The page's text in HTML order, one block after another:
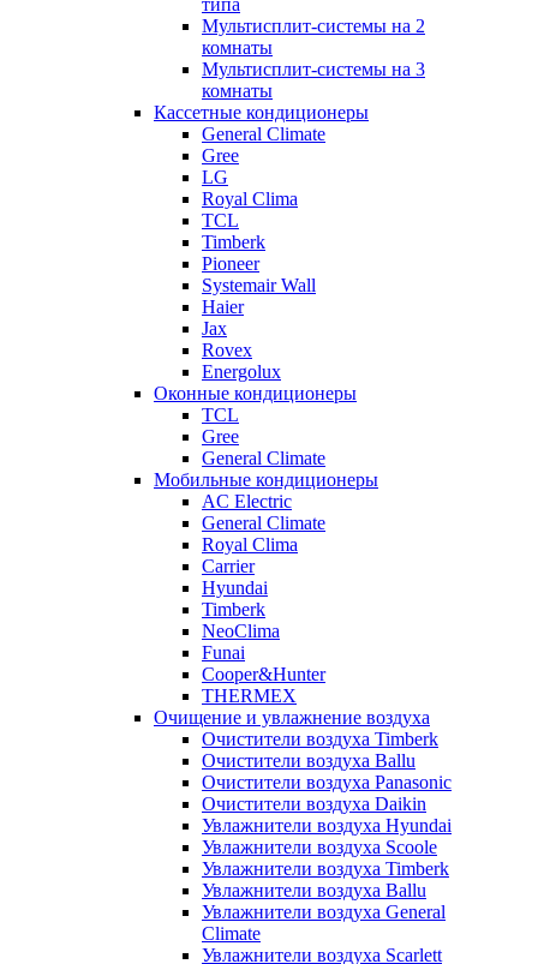
типа
Мультисплит-системы на 2
комнаты
Мультисплит-системы на 3
комнаты
Кассетные кондиционеры
General Climate
Gree
LG
Royal Clima
TCL
Timberk
Pioneer
Systemair Wall
Haier
Jax
Rovex
Energolux
Оконные кондиционеры
TCL
Gree
General Climate
Мобильные кондиционеры
AC Electric
General Climate
Royal Clima
Carrier
Hyundai
Timberk
NeoClima
Funai
Cooper&Hunter
THERMEX
Очищение и увлажнение воздуха
Очистители воздуха Timberk
Очистители воздуха Ballu
Очистители воздуха Panasonic
Очистители воздуха Daikin
Увлажнители воздуха Hyundai
Увлажнители воздуха Scoole
Увлажнители воздуха Timberk
Увлажнители воздуха Ballu
Увлажнители воздуха General
Climate
Увлажнители воздуха Scarlett